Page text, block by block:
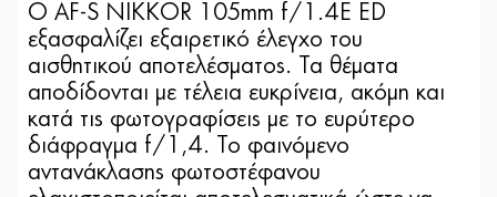
Ο AF-S NIKKOR 105mm f/1.4E ED
εξασφαλίζει εξαιρετικό έλεγχο του
αισθητικού αποτελέσματος. Τα θέματα
αποδίδονται με τέλεια ευκρίνεια, ακόμη και
κατά τις φωτογραφίσεις με το ευρύτερο
διάφραγμα f/1,4. Το φαινόμενο
αντανάκλασης φωτοστέφανου